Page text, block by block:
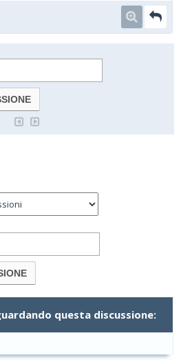
questa discussione: